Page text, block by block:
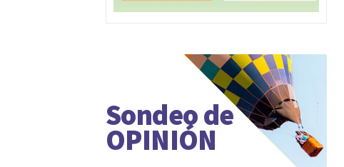
Sondeo de
OPINIÓN